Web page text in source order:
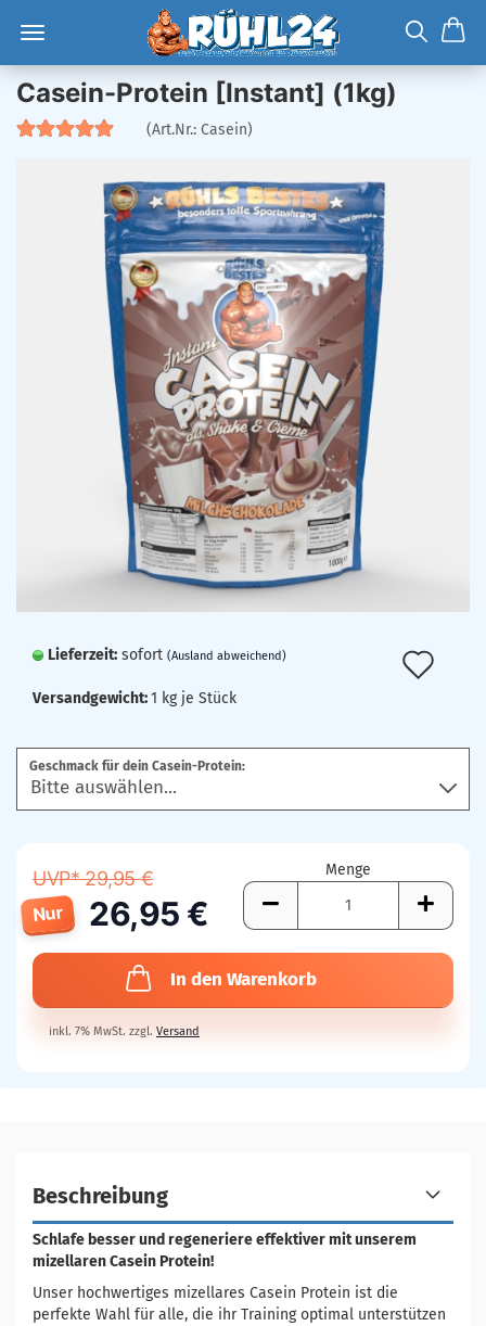
Casein-Protein [Instant] (1kg)
(Art.Nr.: Casein)
Lieferzeit: sofort (Ausland abweichend)
Versandgewicht:1 kg je Stück
Geschmack für dein Casein-Protein:
UVP* 29,95 €
Nur 26,95 €
Menge
In den Warenkorb
inkl. 7% MwSt. zzgl. Versand
Beschreibung
Schlafe besser und regeneriere effektiver mit unserem
mizellaren Casein Protein!
Unser hochwertiges mizellares Casein Protein ist die
perfekte Wahl für alle, die ihr Training optimal unterstützen